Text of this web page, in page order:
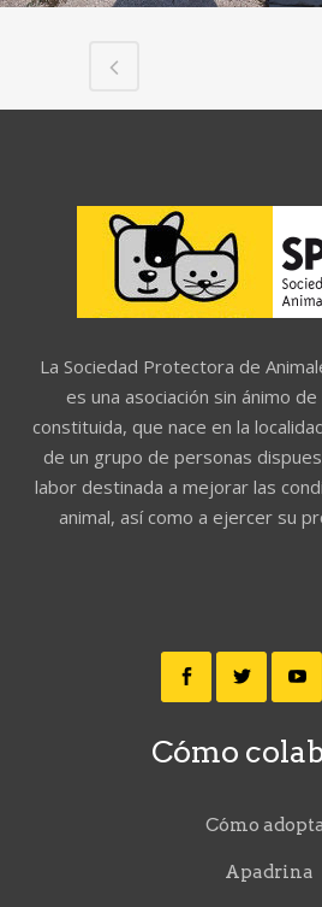
La Sociedad Protectora de
es una asociación sin ánimo
constituida, que nace en la
de un grupo de personas
labor destinada a mejorar las
animal, así como a ejercer su
Cómo
Cómo
Apadrina